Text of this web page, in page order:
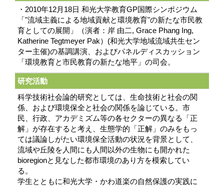
・2010年12月18日 和光大学教育GP国際シンポジウム
「"流域主義による地域貢献と環境教育"の新たな市民教
育としての展開」（演者：岸 由二, Grace Phang Ing,
Katherine Tegtmeyer Pak）(和光大学地域流域共生セン
ター主催)の基調講演、およびパネルディスカッション
「環境教育と市民教育の新たな地平」の司会。
研究活動
科学技術社会論的研究としては、生命技術と社会の関
係、および環境保全と社会の関係を論じている。市
民、行政、アカデミズム等の各セクターの異なる「正
解」が存在すると考え、生態学的「正解」のみをもっ
ては議論しがたい環境保全活動の状況を背景として、
流域や丘陵を人間にも人間以外の生物にも開かれた
bioregionと見なした都市環境のあり方を模索してい
る。
学生とともに和光大学・かわ道楽の自然保護の実践に